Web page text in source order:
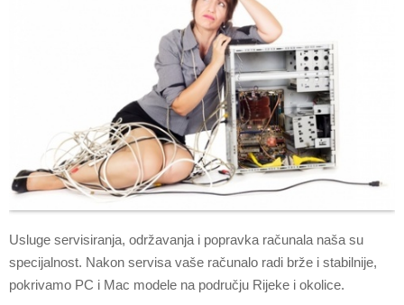
Usluge servisiranja, održavanja i popravka računala naša su
specijalnost. Nakon servisa vaše računalo radi brže i stabilnije,
pokrivamo PC i Mac modele na području Rijeke i okolice.